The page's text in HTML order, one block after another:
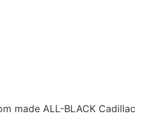
made ALL-BLACK Cadillac